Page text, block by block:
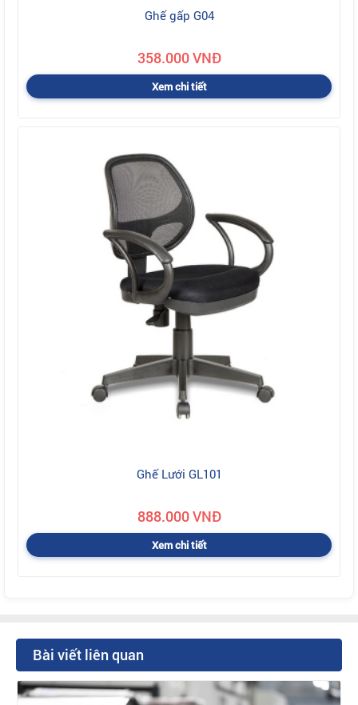
Ghế gấp G04
358.000 VNĐ
Xem chi tiết
Ghế Lưới GL101
888.000 VNĐ
Xem chi tiết
Bài viết liên quan